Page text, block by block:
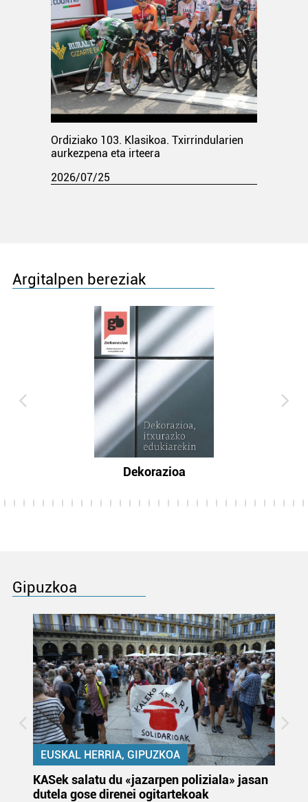
Ordiziako 103. Klasikoa. Txirrindularien
aurkezpena eta irteera
2026/07/25
Argitalpen bereziak
Dekorazioa
Gipuzkoa
EUSKAL HERRIA, GIPUZKOA
KASek salatu du «jazarpen poliziala» jasan
dutela gose direnei ogitartekoak